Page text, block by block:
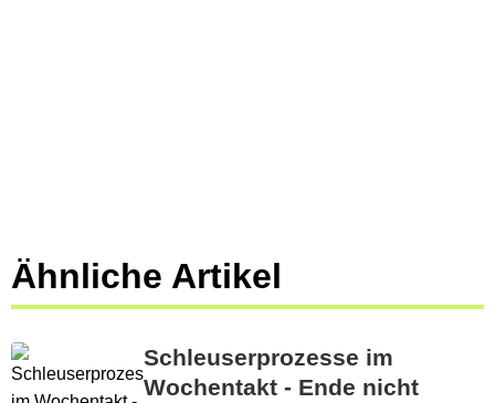
Ähnliche Artikel
Schleuserprozesse im
Wochentakt - Ende nicht